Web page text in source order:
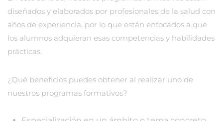
diseñados y elaborados por profesionales de la salud con
años de experiencia, por lo que están enfocados a que
los alumnos adquieran esas competencias y habilidades
prácticas.
¿Qué beneficios puedes obtener al realizar uno de
nuestros programas formativos?